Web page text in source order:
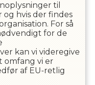
til
hvis der findes
For så
for de
kan vi videregive
omfang vi er
af EU-retlig